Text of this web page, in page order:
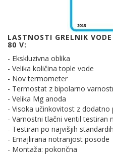
LASTNOSTI GRELNIK
80 V:
- Ekskluzivna oblika
- Velika količina tople vode
- Nov termometer
- Termostat z bipolarno
- Velika Mg anoda
- Visoka učinkovitost z
- Varnostni tlačni ventil testiran
- Testiran po najvišjih standardih
- Emajlirana notranjost posode
- Montaža: pokončna